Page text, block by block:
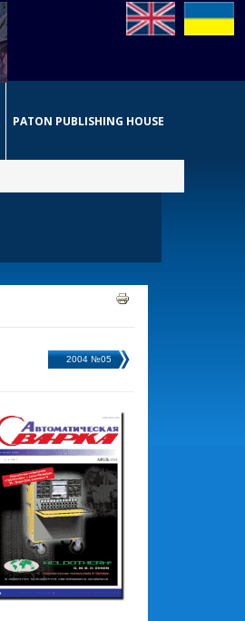
PATON PUBLISHING HOUSE
2004 №05